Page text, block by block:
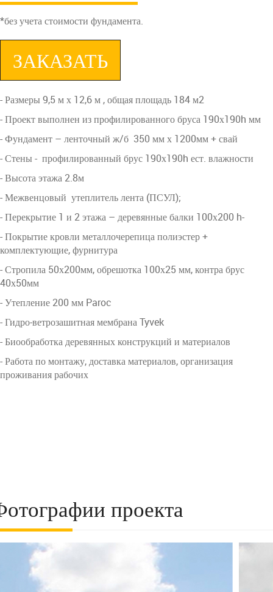
*без учета стоимости фундамента.
ЗАКАЗАТЬ
- Размеры 9,5 м х 12,6 м , общая площадь 184 м2
- Проект выполнен из профилированного бруса 190х190h мм
- Фундамент – ленточный ж/б 350 мм х 1200мм + свай
- Стены - профилированный брус 190х190h ест. влажности
- Высота этажа 2.8м
- Межвенцовый утеплитель лента (ПСУЛ);
- Перекрытие 1 и 2 этажа – деревянные балки 100х200 h-
- Покрытие кровли металлочерепица полиэстер +
комплектующие, фурнитура
- Стропила 50х200мм, обрешотка 100х25 мм, контра брус
40х50мм
- Утепление 200 мм Paroc
- Гидро-ветрозашитная мембрана Tyvek
- Биообработка деревянных конструкций и материалов
- Работа по монтажу, доставка материалов, организация
проживания рабочих
проекта